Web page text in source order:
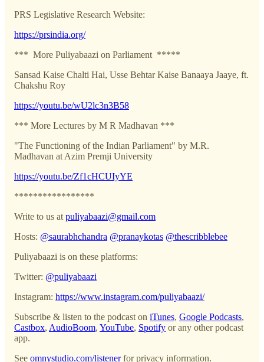
PRS Legislative Research Website:
https://prsindia.org/
*** More Puliyabaazi on Parliament *****
Sansad Kaise Chalti Hai, Usse Behtar Kaise Banaaya Jaaye, ft.
Chakshu Roy
https://youtu.be/wU2lc3n3B58
*** More Lectures by M R Madhavan ***
"The Functioning of the Indian Parliament" by M.R.
Madhavan at Azim Premji University
https://youtu.be/Zf1cHCUIyYE
*****************
Write to us at puliyabaazi@gmail.com
Hosts: @saurabhchandra @pranaykotas @thescribblebee
Puliyabaazi is on these platforms:
Twitter: @puliyabaazi
Instagram: https://www.instagram.com/puliyabaazi/
Subscribe & listen to the podcast on iTunes, Google Podcasts,
Castbox, AudioBoom, YouTube, Spotify or any other podcast
app.
See omnystudio.com/listenerfor privacy information.